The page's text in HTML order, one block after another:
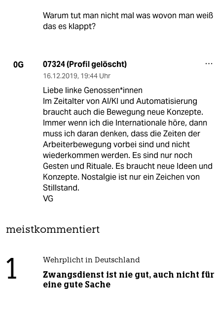
Warum tut man nicht mal was wovon man weiß
das es klappt?
0G 07324 (Profil gelöscht)
16.12.2019, 19:44 Uhr
Liebe linke Genossen*innen
Im Zeitalter von AI/KI und Automatisierung
braucht auch die Bewegung neue Konzepte.
Immer wenn ich die Internationale höre, dann
muss ich daran denken, dass die Zeiten der
Arbeiterbewegung vorbei sind und nicht
wiederkommen werden. Es sind nur noch
Gesten und Rituale. Es braucht neue Ideen und
Konzepte. Nostalgie ist nur ein Zeichen von
Stillstand.
VG
meistkommentiert
1 Wehrplicht in Deutschland
Zwangsdienst ist nie gut, auch nicht für
eine gute Sache